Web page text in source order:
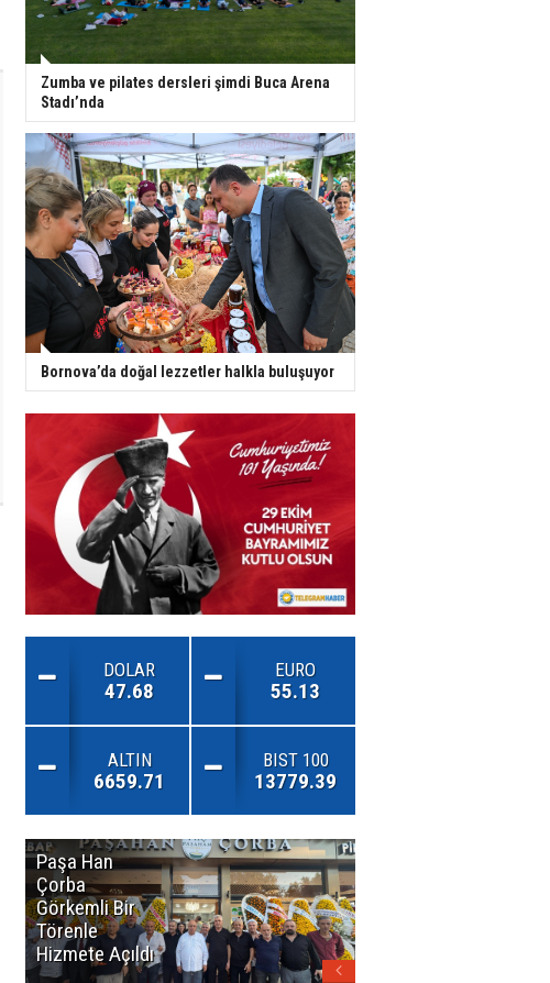
Zumba ve pilates dersleri şimdi Buca Arena
Stadı’nda
Bornova’da doğal lezzetler halkla buluşuyor
DOLAR
47.68
EURO
55.13
ALTIN
6659.71
BIST 100
13779.39
Paşa Han
Çorba
Görkemli Bir
Törenle
Hizmete Açıldı